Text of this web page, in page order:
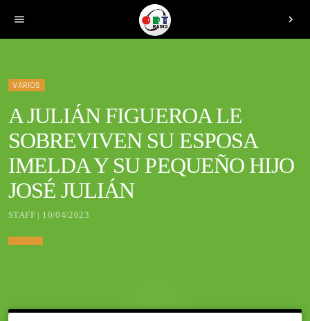
menu chevron_right
VARIOS
A JULIÁN FIGUEROA LE
SOBREVIVEN SU ESPOSA
IMELDA Y SU PEQUEÑO HIJO
JOSÉ JULIÁN
STAFF | 10/04/2023